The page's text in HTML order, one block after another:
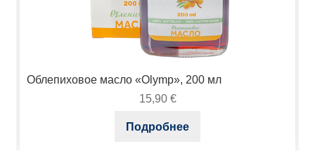
Облепиховое масло «Olymp», 200 мл
15,90 €
Подробнее